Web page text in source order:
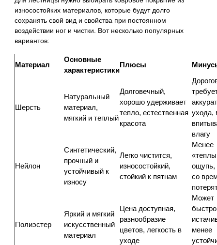
износостойких материалов, которые будут долго
сохранять свой вид и свойства при постоянном
воздействии ног и чистки. Вот несколько популярных
вариантов:
Материал
Основные
характеристики
Плюсы
Шерсть
Натуральный
материал,
мягкий и теплый
Долговечный,
хорошо удерживает
тепло, естественная
красота
ухода,
влагу
Нейлон
Синтетический,
прочный и
устойчивый к
износу
Легко чистится,
износостойкий,
стойкий к пятнам
Менее
ощупь,
со
Полиэстер
Яркий и мягкий
искусственный
материал
Цена доступная,
разнообразие
цветов, легкость в
уходе
Может
быстро
менее